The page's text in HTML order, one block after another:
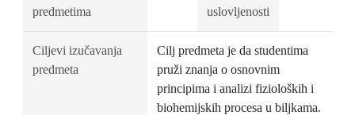
predmetima
uslovljenosti
Ciljevi izučavanja
predmeta
Cilj predmeta je da studentima
pruži znanja o osnovnim
principima i analizi fizioloških i
biohemijskih procesa u biljkama.